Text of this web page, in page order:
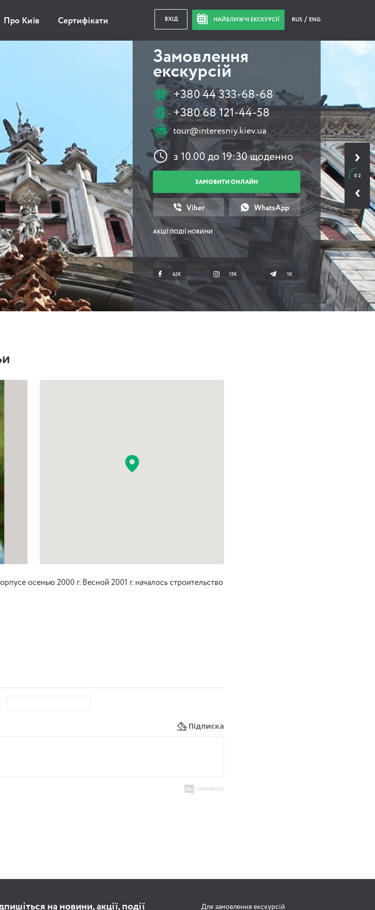
Про Київ Сертифікати ВХІД НАЙБЛИЖЧІ ЕКСКУРСІЇ RUS ENG
0 2
Замовлення
екскурсій
+380 44 333-68-68
+380 68 121-44-58
tour@interesniy.kiev.ua
з 10.00 до 19:30 щоденно
ЗАМОВИТИ ОНЛАЙН
Viber WhatsApp
АКЦІЇ ПОДІЇ НОВИНИ
62K 15K 1К
осенью 2000 г. Весной 2001 г. началось строительство
Підписка
на новини, акції, події Для замовлення екскурсій